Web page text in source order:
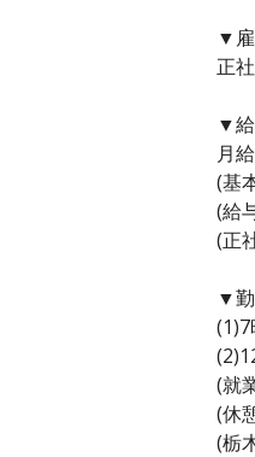
▼
正
▼
月
(基
(給
(正
▼
(就
(休
(栃